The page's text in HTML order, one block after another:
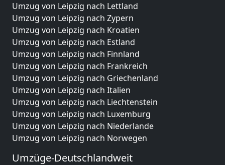
Umzug von Leipzig nach Lettland
Umzug von Leipzig nach Zypern
Umzug von Leipzig nach Kroatien
Umzug von Leipzig nach Estland
Umzug von Leipzig nach Finnland
Umzug von Leipzig nach Frankreich
Umzug von Leipzig nach Griechenland
Umzug von Leipzig nach Italien
Umzug von Leipzig nach Liechtenstein
Umzug von Leipzig nach Luxemburg
Umzug von Leipzig nach Niederlande
Umzug von Leipzig nach Norwegen
Umzüge-Deutschlandweit